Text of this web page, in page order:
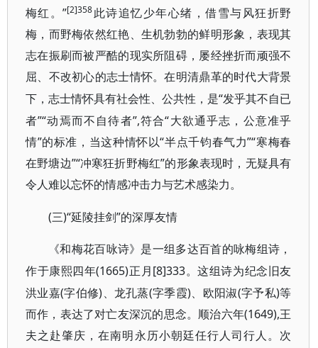
梅红。”[2]358此诗追忆少年心绪，借雪与风狂折野
梅，而野梅依然红艳、生机勃勃的鲜明形象，表现其
志在振刷而被严酷的现实所阻碍，屡经挫折而顽强不
屈、不改初心的志士情怀。在明清鼎革的时代大背景
下，志士情怀具有社会性、公共性，是“发乎其不自已
者”“动焉而不自待者”,符合“大欲通乎志，公意准乎
情”的标准，当这种情怀以“半点千钧春气力”“寒梅春
在野塘边”“冲寒狂折野梅红”的形象表现时，无疑具有
令人难以忘怀的情感冲击力与艺术感染力。
(三)“延陵挂剑”的深厚友情
《和梅花百咏诗》是一组多达百首的咏梅组诗，
作于康熙四年(1665)正月[8]333。这组诗为纪念旧友
洪业嘉(字伯修)、龙孔蒸(字季霞)、欧阳淑(字予私)等
而作，表达了对亡友深沉的思念。顺治六年(1649),王
夫之赴肇庆，在南明永历小朝廷任行人司行人。次